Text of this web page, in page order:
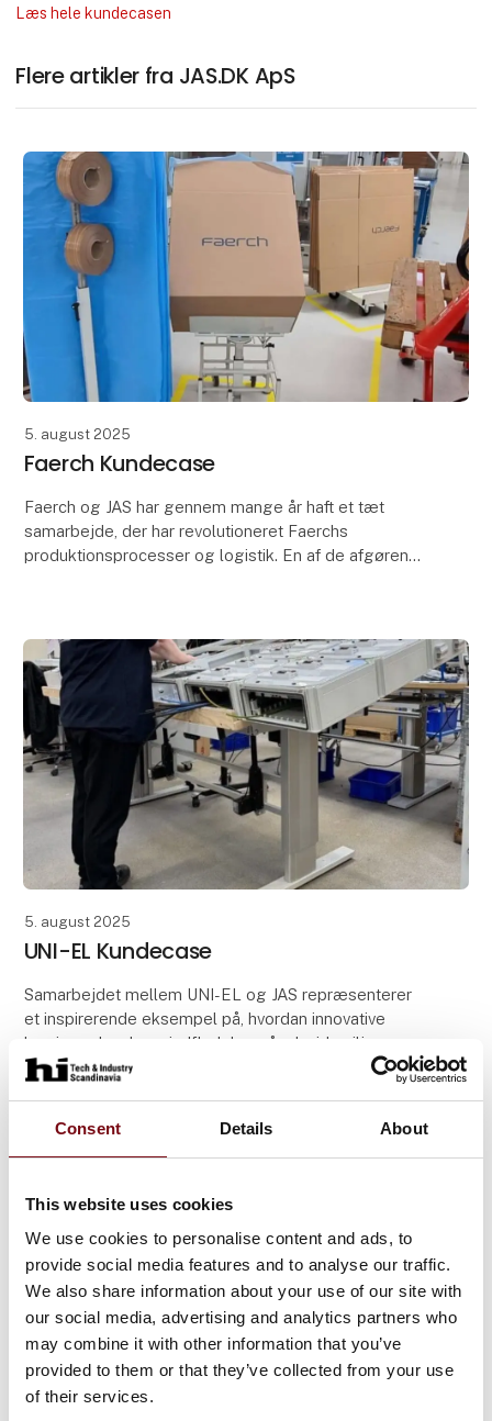
Consent Details About
This website uses cookies
We use cookies to personalise content and ads, to
provide social media features and to analyse our traffic.
We also share information about your use of our site with
our social media, advertising and analytics partners who
may combine it with other information that you’ve
provided to them or that they’ve collected from your use
of their services.
Læs hele kundecasen
Flere artikler fra JAS.DK ApS
5. august 2025
Faerch Kundecase
Faerch og JAS har gennem mange år haft et tæt
samarbejde, der har revolutioneret Faerchs
produktionsprocesser og logistik. En af de afgørende
5. august 2025
UNI-EL Kundecase
Samarbejdet mellem UNI-EL og JAS repræsenterer
et inspirerende eksempel på, hvordan innovative
løsninger kan have indflydelse på arbejdsmiljø og
effektivitet i en virksomhed. Med fokus på ergonomi